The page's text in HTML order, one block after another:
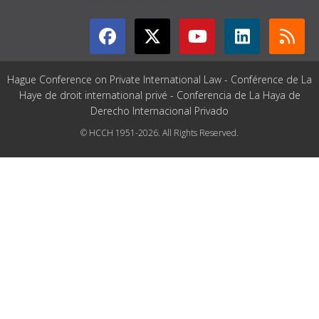
Hague Conference on Private International Law - Conférence de La
Haye de droit international privé - Conferencia de La Haya de
Derecho Internacional Privado
© HCCH 1951-2026. All Rights Reserved.